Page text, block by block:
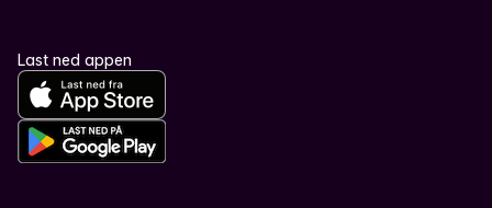
Last ned appen